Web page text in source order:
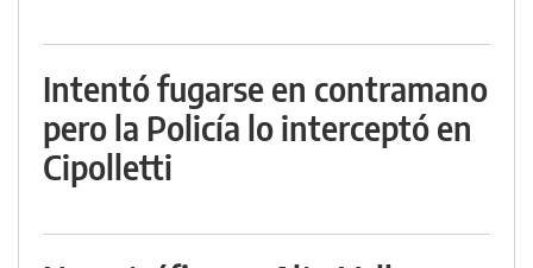
Intentó fugarse en contramano
pero la Policía lo interceptó en
Cipolletti